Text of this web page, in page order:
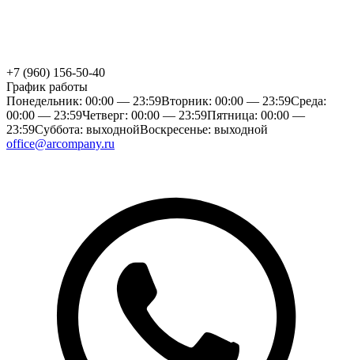
+7 (960) 156-50-40
График работы
Понедельник: 00:00 — 23:59Вторник: 00:00 — 23:59Среда:
00:00 — 23:59Четверг: 00:00 — 23:59Пятница: 00:00 —
23:59Суббота: выходнойВоскресенье: выходной
office@arcompany.ru